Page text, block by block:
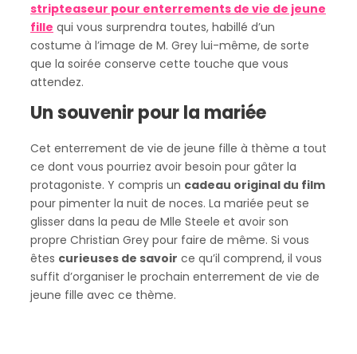
stripteaseur pour enterrements de vie de jeune
fille qui vous surprendra toutes, habillé d’un
costume à l’image de M. Grey lui-même, de sorte
que la soirée conserve cette touche que vous
attendez.
Un souvenir pour la mariée
Cet enterrement de vie de jeune fille à thème a tout
ce dont vous pourriez avoir besoin pour gâter la
protagoniste. Y compris un cadeau original du film
pour pimenter la nuit de noces. La mariée peut se
glisser dans la peau de Mlle Steele et avoir son
propre Christian Grey pour faire de même. Si vous
êtes curieuses de savoir ce qu’il comprend, il vous
suffit d’organiser le prochain enterrement de vie de
jeune fille avec ce thème.